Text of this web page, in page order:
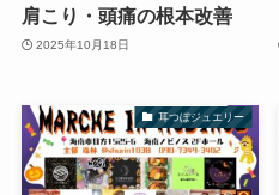
肩こり・頭痛の根本改善
2025年10月18日
耳つぼジュエリー